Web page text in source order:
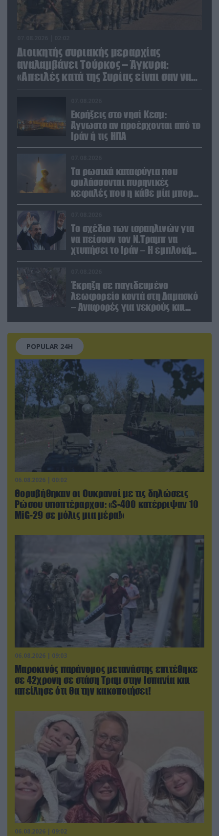
Διοικητής συριακής μεραρχίας
αναλαμβάνει Τούρκος – Άγκυρα:
«Απειλές κατά της Συρίας είναι σαν να
απειλούν εμάς»
Εκρήξεις στο νησί Κεσμ:
Άγνωστο αν προέρχονται από το
Ιράν ή τις ΗΠΑ
Τα ρωσικά καταφύγια που
φυλάσσονται πυρηνικές
κεφαλές που η κάθε μία μπορεί
να καταστρέψει «μία
Το σχέδιο των ισραηλινών για
να πείσουν τον Ν.Τραμπ να
χτυπήσει το Ιράν – Η εμπλοκή
του Μ.Αχμαντινετζάντ
Έκρηξη σε παγιδευμένο
λεωφορείο κοντά στη Δαμασκό
– Αναφορές για νεκρούς και
POPULAR 24H
06.08.2026 | 00:02
Θορυβήθηκαν οι Ουκρανοί με τις δηλώσεις
Ρώσου υποπτέραρχου: «S-400 κατέρριψαν 10
MiG-29 σε μόλις μια μέρα!»
06.08.2026 | 09:03
Μαροκινός παράνομος μετανάστης επιτέθηκε
σε 42χρονη σε στάση Τραμ στην Ισπανία και
απείλησε ότι θα την κακοποιήσει!
06.08.2026 | 09:02